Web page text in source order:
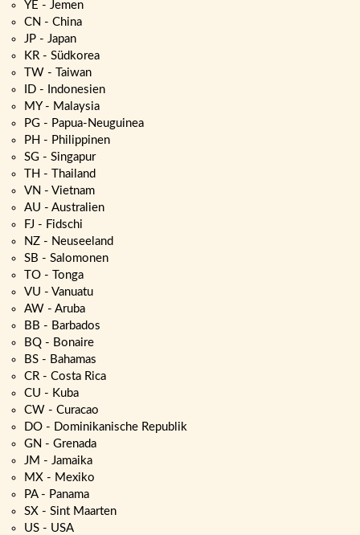
YE - Jemen
CN - China
JP - Japan
KR - Südkorea
TW - Taiwan
ID - Indonesien
MY - Malaysia
PG - Papua-Neuguinea
PH - Philippinen
SG - Singapur
TH - Thailand
VN - Vietnam
AU - Australien
FJ - Fidschi
NZ - Neuseeland
SB - Salomonen
TO - Tonga
VU - Vanuatu
AW - Aruba
BB - Barbados
BQ - Bonaire
BS - Bahamas
CR - Costa Rica
CU - Kuba
CW - Curacao
DO - Dominikanische Republik
GN - Grenada
JM - Jamaika
MX - Mexiko
PA - Panama
SX - Sint Maarten
US - USA